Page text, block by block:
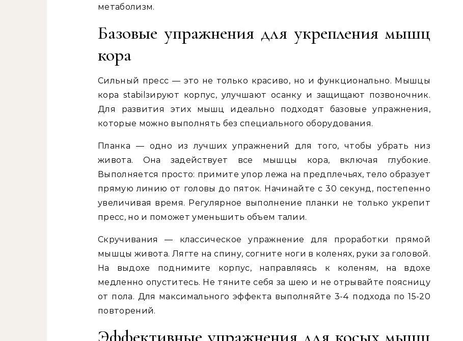
метаболизм.
Базовые упражнения для укрепления мышц
кора
Сильный пресс — это не только красиво, но и функционально. Мышцы
кора stabilзируют корпус, улучшают осанку и защищают позвоночник.
Для развития этих мышц идеально подходят базовые упражнения,
которые можно выполнять без специального оборудования.
Планка — одно из лучших упражнений для того, чтобы убрать низ
живота. Она задействует все мышцы кора, включая глубокие.
Выполняется просто: примите упор лежа на предплечьях, тело образует
прямую линию от головы до пяток. Начинайте с 30 секунд, постепенно
увеличивая время. Регулярное выполнение планки не только укрепит
пресс, но и поможет уменьшить объем талии.
Скручивания — классическое упражнение для проработки прямой
мышцы живота. Лягте на спину, согните ноги в коленях, руки за головой.
На выдохе поднимите корпус, направляясь к коленям, на вдохе
медленно опуститесь. Не тяните себя за шею и не отрывайте поясницу
от пола. Для максимального эффекта выполняйте 3-4 подхода по 15-20
повторений.